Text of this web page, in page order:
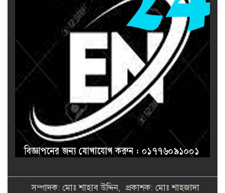
সম্পাদক: মোঃ শাহাব উদ্দিন, প্রকাশক: মোঃ শাহজাদা